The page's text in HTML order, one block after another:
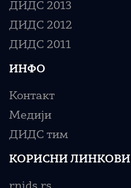
ДИДС 2013
ДИДС 2012
ДИДС 2011
ИНФО
Контакт
Медији
ДИДС тим
КОРИСНИ ЛИНКОВИ